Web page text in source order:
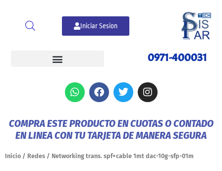
contenido
Iniciar Sesion
0971-400031
W
h
s
a
p
F
a
b
o
k
T
w
t
e
I
n
a
g
a
COMPRA ESTE PRODUCTO EN CUOTAS O CONTADO
EN LINEA CON TU TARJETA DE MANERA SEGURA
Inicio / Redes / Networking trans. spf+cable 1mt dac-10g-sfp-01m